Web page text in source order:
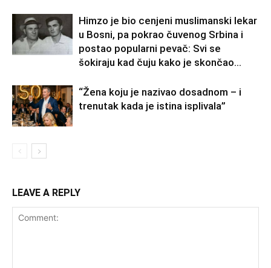
Himzo je bio cenjeni muslimanski lekar
u Bosni, pa pokrao čuvenog Srbina i
postao popularni pevač: Svi se
šokiraju kad čuju kako je skončao...
“Žena koju je nazivao dosadnom – i
trenutak kada je istina isplivala”
LEAVE A REPLY